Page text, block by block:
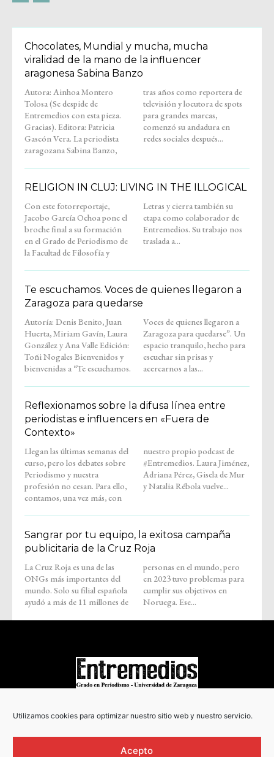
Utilizamos cookies para optimizar nuestro sitio web y nuestro servicio.
Acepto
Chocolates, Mundial y mucha, mucha
viralidad de la mano de la influencer
aragonesa Sabina Banzo
Autora: Ainhoa Montero
Tolosa (Se despide de
Entremedios con esta pieza.
Gracias). Editora: Patricia
Gascón Vera. La periodista
zaragozana Sabina Banzo,
tras años como reportera de
televisión y locutora de spots
para grandes marcas,
comenzó su andadura en
redes sociales después...
RELIGION IN CLUJ: LIVING IN THE ILLOGICAL
Con este fotorreportaje,
Jacobo García Ochoa pone el
broche final a su formación
en el Grado de Periodismo de
la Facultad de Filosofía y
Letras y cierra también su
etapa como colaborador de
Entremedios. Su trabajo nos
traslada a...
Te escuchamos. Voces de quienes llegaron a
Zaragoza para quedarse
Autoría: Denis Benito, Juan
Huerta, Miriam Gavín, Laura
González y Ana Valle Edición:
Toñi Nogales Bienvenidos y
bienvenidas a “Te escuchamos.
Voces de quienes llegaron a
Zaragoza para quedarse”. Un
espacio tranquilo, hecho para
escuchar sin prisas y
acercarnos a las...
Reflexionamos sobre la difusa línea entre
periodistas e influencers en «Fuera de
Contexto»
Llegan las últimas semanas del
curso, pero los debates sobre
Periodismo y nuestra
profesión no cesan. Para ello,
contamos, una vez más, con
nuestro propio podcast de
#Entremedios. Laura Jiménez,
Adriana Pérez, Gisela de Mur
y Natalia Rébola vuelve...
Sangrar por tu equipo, la exitosa campaña
publicitaria de la Cruz Roja
La Cruz Roja es una de las
ONGs más importantes del
mundo. Solo su filial española
ayudó a más de 11 millones de
personas en el mundo, pero
en 2023 tuvo problemas para
cumplir sus objetivos en
Noruega. Ese...